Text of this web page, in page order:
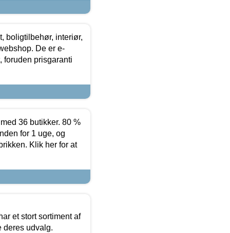
boligtilbehør, interiør,
De er e-
foruden prisgaranti
36 butikker. 80 %
for 1 uge, og
Klik her for at
et stort sortiment af
deres udvalg.